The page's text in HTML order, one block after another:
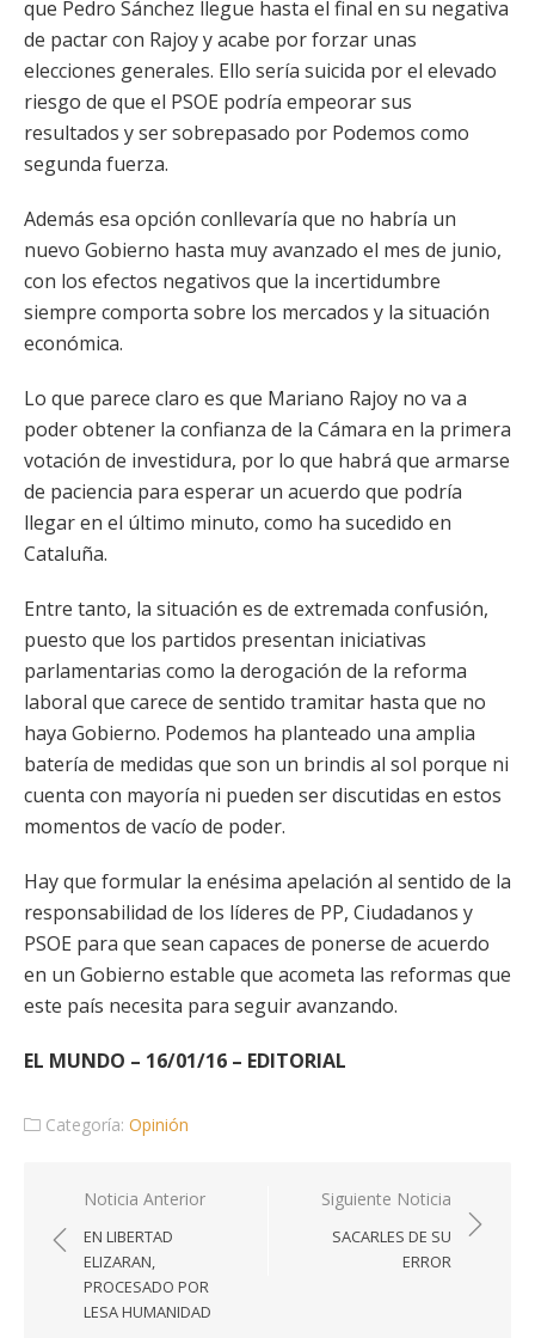
que Pedro Sánchez llegue hasta el final en su negativa
de pactar con Rajoy y acabe por forzar unas
elecciones generales. Ello sería suicida por el elevado
riesgo de que el PSOE podría empeorar sus
resultados y ser sobrepasado por Podemos como
segunda fuerza.
Además esa opción conllevaría que no habría un
nuevo Gobierno hasta muy avanzado el mes de junio,
con los efectos negativos que la incertidumbre
siempre comporta sobre los mercados y la situación
económica.
Lo que parece claro es que Mariano Rajoy no va a
poder obtener la confianza de la Cámara en la primera
votación de investidura, por lo que habrá que armarse
de paciencia para esperar un acuerdo que podría
llegar en el último minuto, como ha sucedido en
Cataluña.
Entre tanto, la situación es de extremada confusión,
puesto que los partidos presentan iniciativas
parlamentarias como la derogación de la reforma
laboral que carece de sentido tramitar hasta que no
haya Gobierno. Podemos ha planteado una amplia
batería de medidas que son un brindis al sol porque ni
cuenta con mayoría ni pueden ser discutidas en estos
momentos de vacío de poder.
Hay que formular la enésima apelación al sentido de la
responsabilidad de los líderes de PP, Ciudadanos y
PSOE para que sean capaces de ponerse de acuerdo
en un Gobierno estable que acometa las reformas que
este país necesita para seguir avanzando.
EL MUNDO – 16/01/16 – EDITORIAL
Categoría: Opinión
Navegación
de
entradas
Noticia Anterior
EN LIBERTAD
ELIZARAN,
PROCESADO POR
LESA HUMANIDAD
Siguiente Noticia
SACARLES DE SU
ERROR